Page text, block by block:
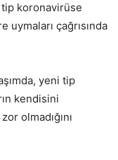
tip koronavirüse
uymaları çağrısında
yeni tip
kendisini
olmadığını